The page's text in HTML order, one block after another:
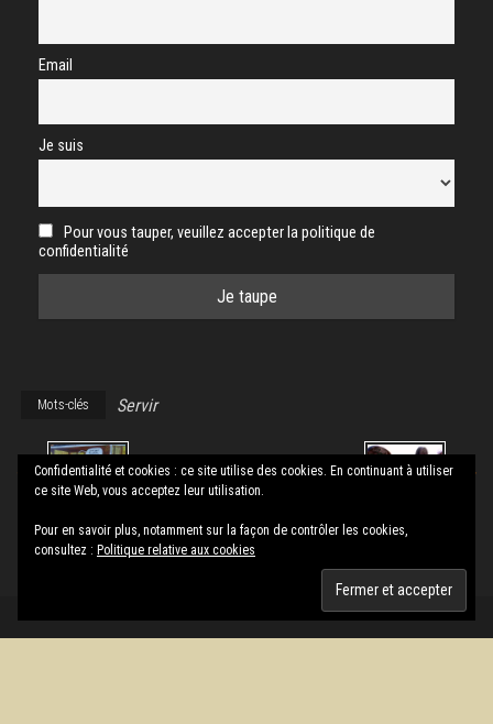
Email
Je suis
Pour vous tauper, veuillez accepter la politique de
confidentialité
Mots-clés Servir
Gunnar le
vampire
Entendre,
Confidentialité et cookies : ce site utilise des cookies. En continuant à utiliser
ce site Web, vous acceptez leur utilisation.
Pour en savoir plus, notamment sur la façon de contrôler les cookies,
consultez : Politique relative aux cookies